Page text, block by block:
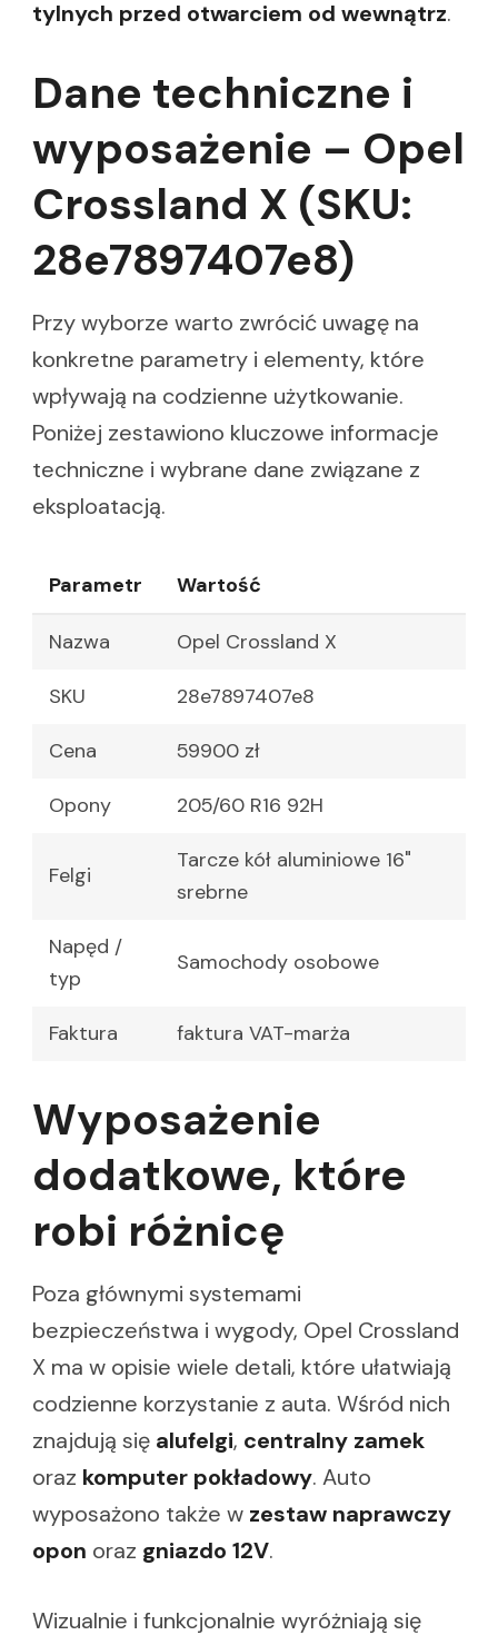
tylnych przed otwarciem od wewnątrz.
Dane techniczne i
wyposażenie – Opel
Crossland X (SKU:
28e7897407e8)
Przy wyborze warto zwrócić uwagę na
konkretne parametry i elementy, które
wpływają na codzienne użytkowanie.
Poniżej zestawiono kluczowe informacje
techniczne i wybrane dane związane z
eksploatacją.
Parametr Wartość
Nazwa Opel Crossland X
SKU 28e7897407e8
Cena 59900 zł
Opony 205/60 R16 92H
Felgi
Tarcze kół aluminiowe 16"
srebrne
Napęd /
typ
Samochody osobowe
Faktura faktura VAT-marża
Wyposażenie
dodatkowe, które
robi różnicę
Poza głównymi systemami
bezpieczeństwa i wygody, Opel Crossland
X ma w opisie wiele detali, które ułatwiają
codzienne korzystanie z auta. Wśród nich
znajdują się alufelgi, centralny zamek
oraz komputer pokładowy. Auto
wyposażono także w zestaw naprawczy
opon oraz gniazdo 12V.
Wizualnie i funkcjonalnie wyróżniają się